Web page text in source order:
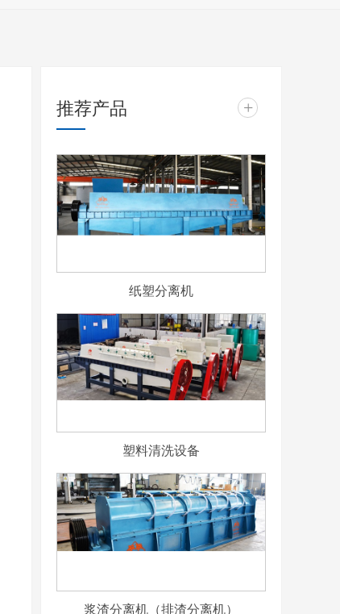
推荐产品 +
纸塑分离机
塑料清洗设备
浆渣分离机（排渣分离机）